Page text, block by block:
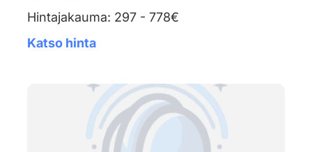
Hintajakauma: 297 - 778€
Katso hinta